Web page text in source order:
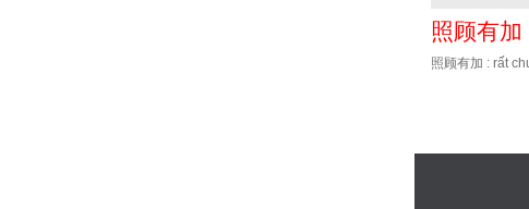
照顾有加
照顾有加 : rất